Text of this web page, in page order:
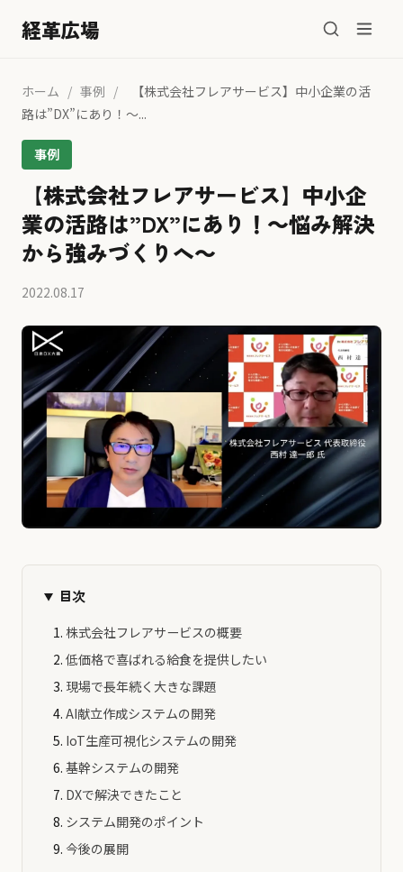
経革広場
ホーム / 事例 /
【株式会社フレアサービス】中小企業の活
路は”DX”にあり！～...
事例
【株式会社フレアサービス】中小企
業の活路は”DX”にあり！～悩み解決
から強みづくりへ～
2022.08.17
目次
株式会社フレアサービスの概要
低価格で喜ばれる給食を提供したい
現場で長年続く大きな課題
AI献立作成システムの開発
IoT生産可視化システムの開発
基幹システムの開発
DXで解決できたこと
システム開発のポイント
今後の展開